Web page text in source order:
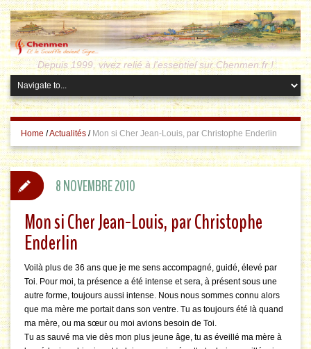
Depuis 1999, vivez relié à l'essentiel sur Chenmen.fr !
Home /Actualités / Mon si Cher Jean-Louis, par Christophe Enderlin
Mon si Cher Jean-Louis, par Christophe
Enderlin
Voilà plus de 36 ans que je me sens accompagné, guidé, élevé par
Toi. Pour moi, ta présence a été intense et sera, à présent sous une
autre forme, toujours aussi intense. Nous nous sommes connu alors
que ma mère me portait dans son ventre. Tu as toujours été là quand
ma mère, ou ma sœur ou moi avions besoin de Toi.
Tu as sauvé ma vie dès mon plus jeune âge, tu as éveillé ma mère à
8 NOVEMBRE 2010